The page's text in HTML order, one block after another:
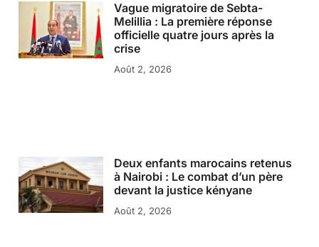
Vague migratoire de Sebta-
Melillia : La première réponse
officielle quatre jours après la
crise
Août 2, 2026
Deux enfants marocains retenus
à Nairobi : Le combat d’un père
devant la justice kényane
Août 2, 2026